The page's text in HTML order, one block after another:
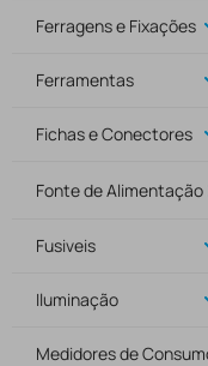
Ferragens e Fixações
Ferramentas
Fichas e Conectores
Fonte de Alimentação
Fusiveis
Iluminação
Medidores de